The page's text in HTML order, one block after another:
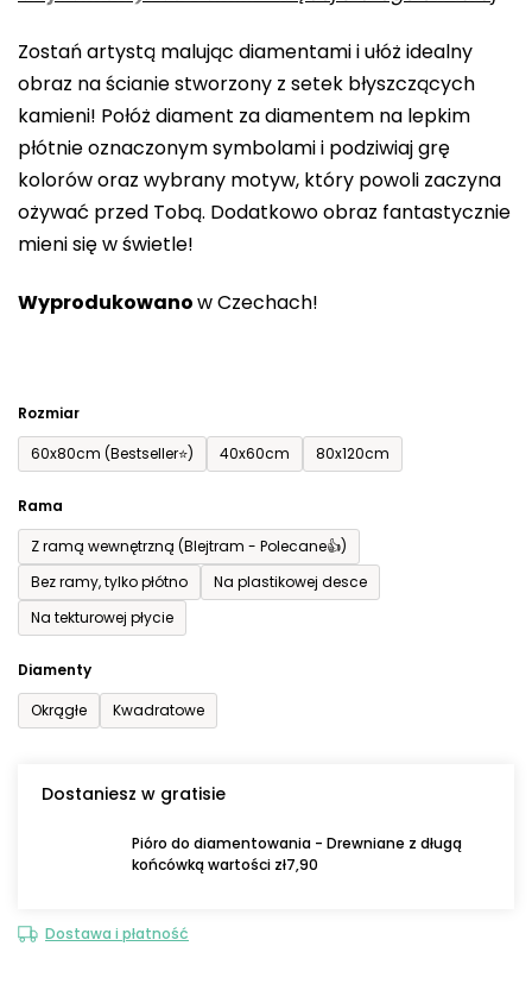
Zostań artystą malując diamentami i ułóż idealny
obraz na ścianie stworzony z setek błyszczących
kamieni! Połóż diament za diamentem na lepkim
płótnie oznaczonym symbolami i podziwiaj grę
kolorów oraz wybrany motyw, który powoli zaczyna
ożywać przed Tobą. Dodatkowo obraz fantastycznie
mieni się w świetle!
Wyprodukowanow Czechach!
Rozmiar
60x80cm (Bestseller⭐)
40x60cm 80x120cm
Rama
Z ramą wewnętrzną (Blejtram - Polecane👍)
Bez ramy, tylko płótno
Na plastikowej desce
Na tekturowej płycie
Diamenty
Okrągłe
Kwadratowe
Dostaniesz w gratisie
Pióro do diamentowania - Drewniane z długą
końcówką wartości zł7,90
Dostawa i płatność
na
5
gwiazdek.